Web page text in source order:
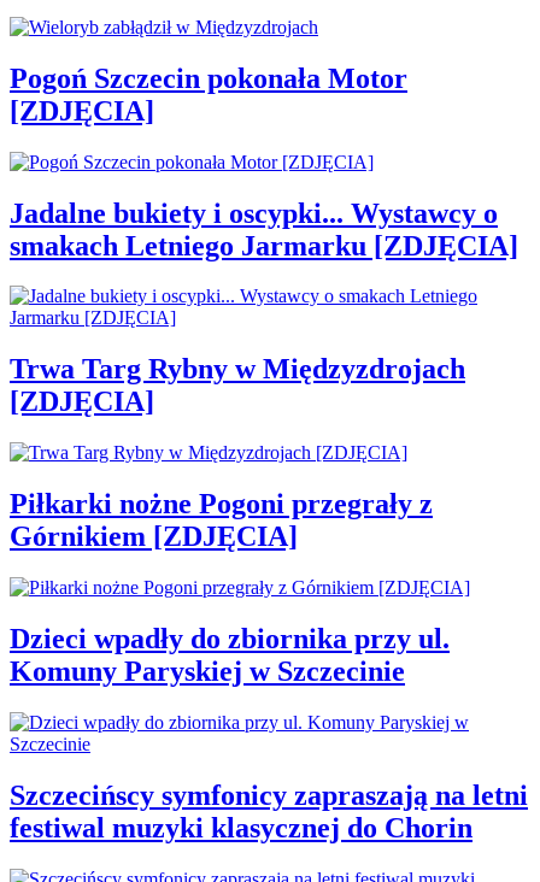
Pogoń Szczecin pokonała Motor
[ZDJĘCIA]
Jadalne bukiety i oscypki... Wystawcy o
smakach Letniego Jarmarku [ZDJĘCIA]
Trwa Targ Rybny w Międzyzdrojach
[ZDJĘCIA]
Piłkarki nożne Pogoni przegrały z
Górnikiem [ZDJĘCIA]
Dzieci wpadły do zbiornika przy ul.
Komuny Paryskiej w Szczecinie
Szczecińscy symfonicy zapraszają na letni
festiwal muzyki klasycznej do Chorin